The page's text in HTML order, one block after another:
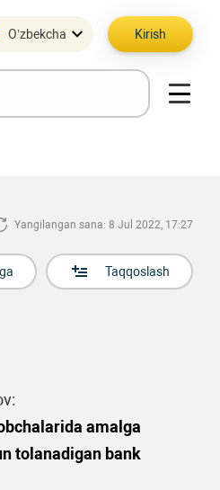
O’zbekcha Kirish
Yangilangan sana: 8 Jul 2022, 17:27
Taqqoslash
amalga
tolanadigan bank